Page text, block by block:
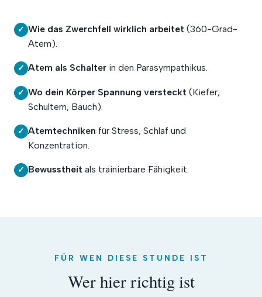
✓ Wie das Zwerchfell wirklich arbeitet (360-Grad-
Atem).
✓ Atem als Schalter in den Parasympathikus.
✓ Wo dein Körper Spannung versteckt (Kiefer,
Schultern, Bauch).
✓ Atemtechniken für Stress, Schlaf und
Konzentration.
✓ Bewusstheit als trainierbare Fähigkeit.
FÜR WEN DIESE STUNDE IST
Wer hier richtig ist